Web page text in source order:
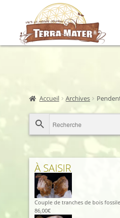
Aller
à
la
Aller
au
contenu
Accueil Archives
À SAISIR
Couple de tranches de bois fossile
Le
86,00€Le